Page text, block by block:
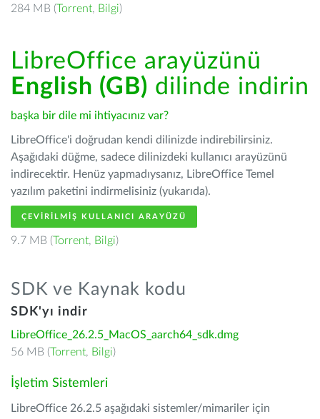
284 MB (Torrent, Bilgi)
LibreOffice arayüzünü
English (GB) dilinde indirin
başka bir dile mi ihtiyacınız var?
LibreOffice'i doğrudan kendi dilinizde indirebilirsiniz.
Aşağıdaki düğme, sadece dilinizdeki kullanıcı arayüzünü
indirecektir. Henüz yapmadıysanız, LibreOffice Temel
yazılım paketini indirmelisiniz (yukarıda).
ÇEVIRILMIŞ KULLANICI ARAYÜZÜ
9.7 MB (Torrent, Bilgi)
SDK ve Kaynak kodu
SDK'yı indir
LibreOffice_26.2.5_MacOS_aarch64_sdk.dmg
56 MB (Torrent, Bilgi)
İşletim Sistemleri
LibreOffice 26.2.5 aşağıdaki sistemler/mimariler için